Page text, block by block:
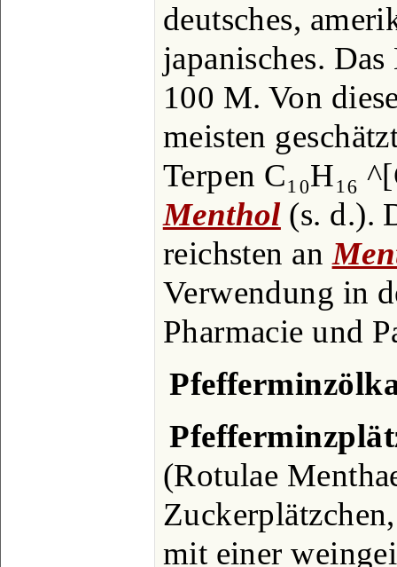
deutsches,
japanisches.
100 M. Von
meisten
Terpen
Menthol(s. d.).
reichsten an
Verwendung in
Pharmacie und
(Rotulae
mit einer